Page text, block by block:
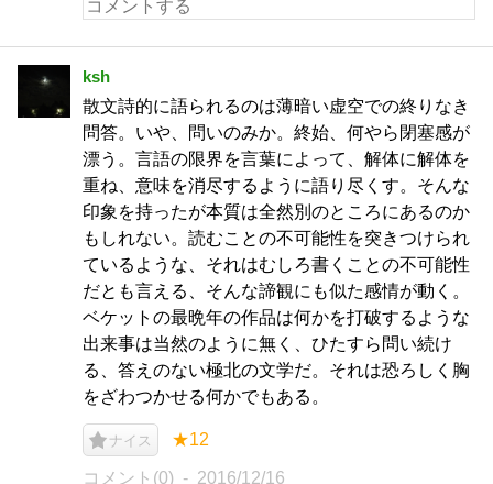
ksh
散文詩的に語られるのは薄暗い虚空での終りなき
問答。いや、問いのみか。終始、何やら閉塞感が
漂う。言語の限界を言葉によって、解体に解体を
重ね、意味を消尽するように語り尽くす。そんな
印象を持ったが本質は全然別のところにあるのか
もしれない。読むことの不可能性を突きつけられ
ているような、それはむしろ書くことの不可能性
だとも言える、そんな諦観にも似た感情が動く。
ベケットの最晩年の作品は何かを打破するような
出来事は当然のように無く、ひたすら問い続け
る、答えのない極北の文学だ。それは恐ろしく胸
をざわつかせる何かでもある。
ナイス ★12
コメント(0) 2016/12/16